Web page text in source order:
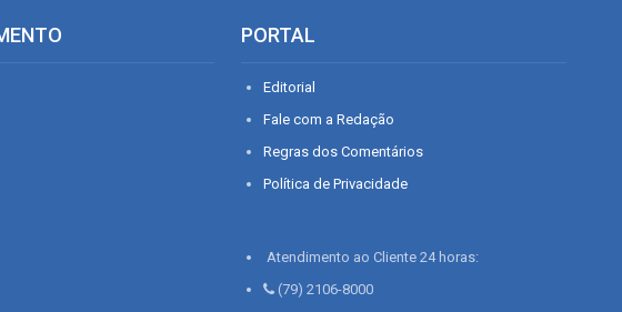
PORTAL
Editorial
Fale com a Redação
Regras dos Comentários
Política de Privacidade
Atendimento ao Cliente 24 horas:
(79) 2106-8000